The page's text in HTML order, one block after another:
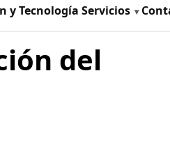
y Tecnología Servicios
del